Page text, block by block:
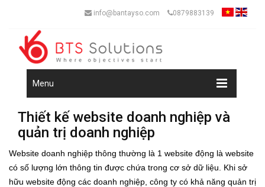
info@bantayso.com 0879883139
Menu
Thiết kế website doanh nghiệp và
quản trị doanh nghiệp
Website doanh nghiệp thông thường là 1 website động là website
có số lượng lớn thông tin được chứa trong cơ sở dữ liệu. Khi sở
hữu website động các doanh nghiệp, công ty có khả năng quản trị